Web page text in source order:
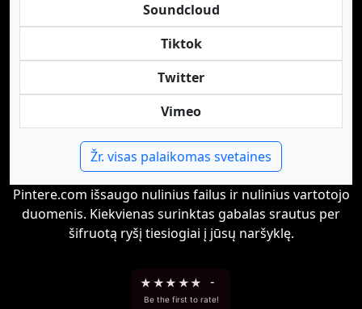
Soundcloud
Tiktok
Twitter
Vimeo
Žr. visas palaikomas svetaines
Pintere.com išsaugo nulinius failus ir nulinius vartotojo
duomenis. Kiekvienas surinktas gabalas srautus per
šifruotą ryšį tiesiogiai į jūsų naršyklę.
★ ★★ ★★ -
Be the first to rate!